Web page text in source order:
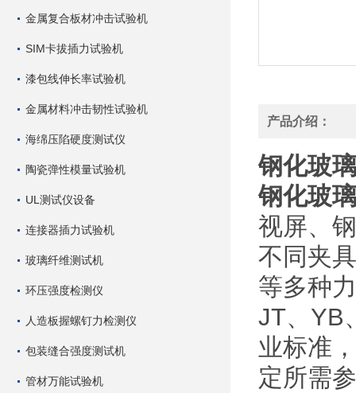
金属复合板材冲击试验机
SIM卡拔插力试验机
漆包线伸长率试验机
金属材料冲击韧性试验机
海绵压陷硬度测试仪
陶瓷弹性模量试验机
UL测试仪设备
连接器插力试验机
玻璃纤维测试机
环压强度检测仪
人造板握螺钉力检测仪
包装缝合强度测试机
管材万能试验机
产品介绍：
钢化玻
钢化玻
视屏、
不同夹
等多种
JT、YB
业标准
定所需